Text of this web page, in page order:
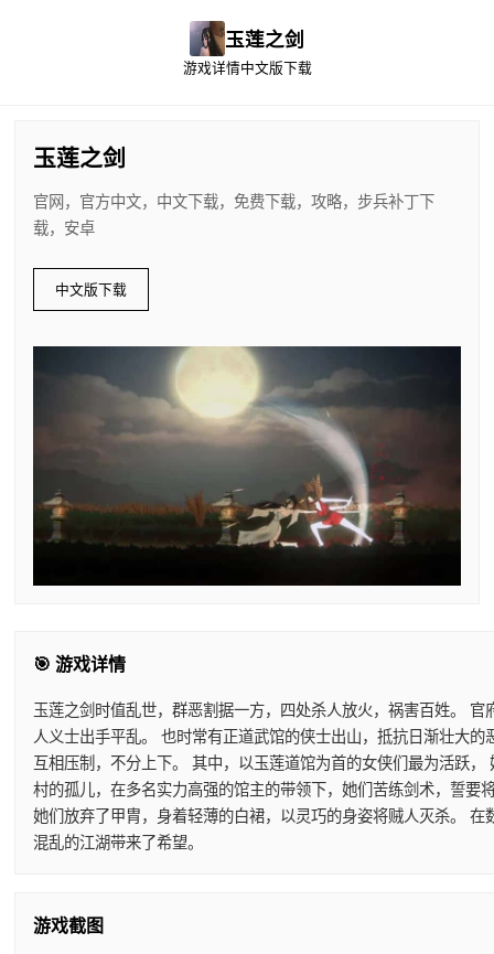
玉莲之剑
游戏详情中文版下载
玉莲之剑
官网，官方中文，中文下载，免费下载，攻略，步兵补丁下
载，安卓
中文版下载
🎯 游戏详情
玉莲之剑时值乱世，群恶割据一方，四处杀人放火，祸害百姓。
人义士出手平乱。 也时常有正道武馆的侠士出山，抵抗日渐壮大
互相压制，不分上下。 其中，以玉莲道馆为首的女侠们最为活跃
村的孤儿，在多名实力高强的馆主的带领下，她们苦练剑术，誓要
她们放弃了甲胄，身着轻薄的白裙，以灵巧的身姿将贼人灭杀。 在
混乱的江湖带来了希望。
游戏截图